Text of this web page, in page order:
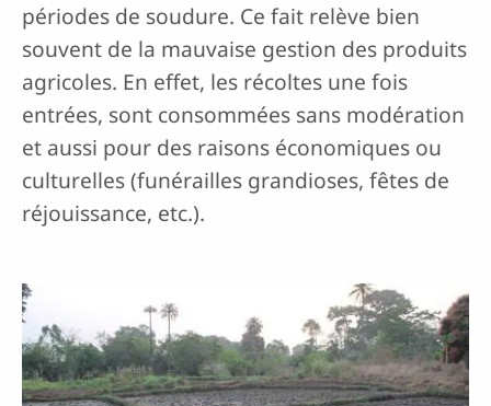
périodes de soudure. Ce fait relève bien
souvent de la mauvaise gestion des produits
agricoles. En effet, les récoltes une fois
entrées, sont consommées sans modération
et aussi pour des raisons économiques ou
culturelles (funérailles grandioses, fêtes de
réjouissance, etc.).